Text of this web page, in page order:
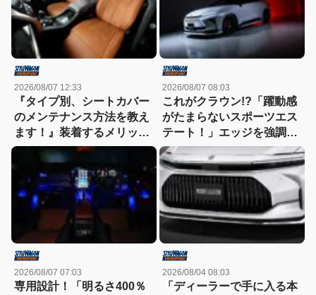
2026/08/07 12:33
『タイプ別、シートカバー
のメンテナンス方法を教え
ます！』装着するメリット
も紹介！
2026/08/07 08:03
これがクラウン!?「躍動感
がたまらないスポーツエス
テート！」エッジを強調し
たエアロに22インチホイー
ルで武装
2026/08/07 07:03
専用設計！「明るさ400％
2026/08/04 08:03
「ディーラーで手に入る本